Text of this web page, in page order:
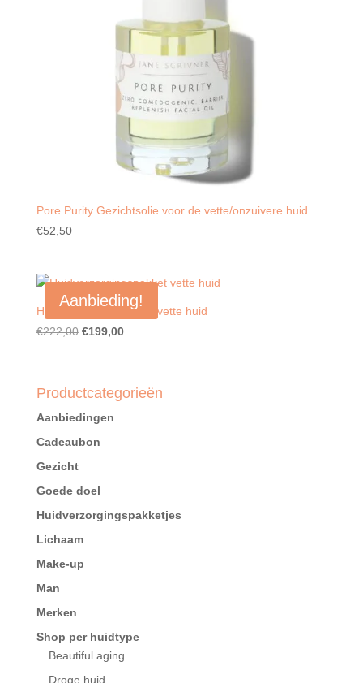
Pore Purity Gezichtsolie voor de vette/onzuivere huid
€52,50
Aanbieding!
Huidverzorgingspakket vette huid
€222,00 Oorspronkelijke
€222,00.
€199,00Huidige
€199,00.
Productcategorieën
Aanbiedingen
Cadeaubon
Gezicht
Goede doel
Huidverzorgingspakketjes
Lichaam
Make-up
Man
Merken
Shop per huidtype
Beautiful aging
Droge huid